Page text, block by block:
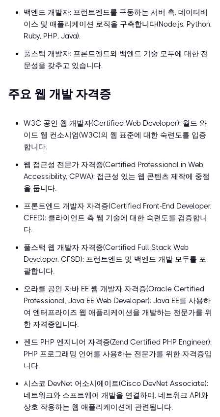
백엔드 개발자: 프런트엔드를 구동하는 서버 측, 데이터베
이스 및 애플리케이션 로직을 구축합니다(Node.js, Python,
Ruby, PHP, Java).
풀스택 개발자: 프론트엔드와 백엔드 기술 모두에 대한 전
문성을 갖추고 있습니다.
주요 웹 개발 자격증
W3C 공인 웹 개발자(Certified Web Developer): 월드 와
이드 웹 컨소시엄(W3C)의 웹 표준에 대한 숙련도를 입증
합니다.
웹 접근성 전문가 자격증(Certified Professional in Web
Accessibility, CPWA): 접근성 있는 웹 콘텐츠 제작에 중점
을 둡니다.
프론트엔드 개발자 자격증(Certified Front-End Developer,
CFED): 클라이언트 측 웹 기술에 대한 숙련도를 검증합니
다.
풀스택 웹 개발자 자격증(Certified Full Stack Web
Developer, CFSD): 프런트엔드 및 백엔드 개발 모두를 포
괄합니다.
오라클 공인 자바 EE 웹 개발자 자격증(Oracle Certified
Professional, Java EE Web Developer): Java EE를 사용하
여 엔터프라이즈 웹 애플리케이션을 개발하는 전문가를 위
한 자격증입니다.
젠드 PHP 엔지니어 자격증(Zend Certified PHP Engineer):
PHP 프로그래밍 언어를 사용하는 전문가를 위한 자격증입
니다.
시스코 DevNet 어소시에이트(Cisco DevNet Associate):
네트워크와 소프트웨어 개발을 연결하며, 네트워크 API와
상호 작용하는 웹 애플리케이션에 관련됩니다.